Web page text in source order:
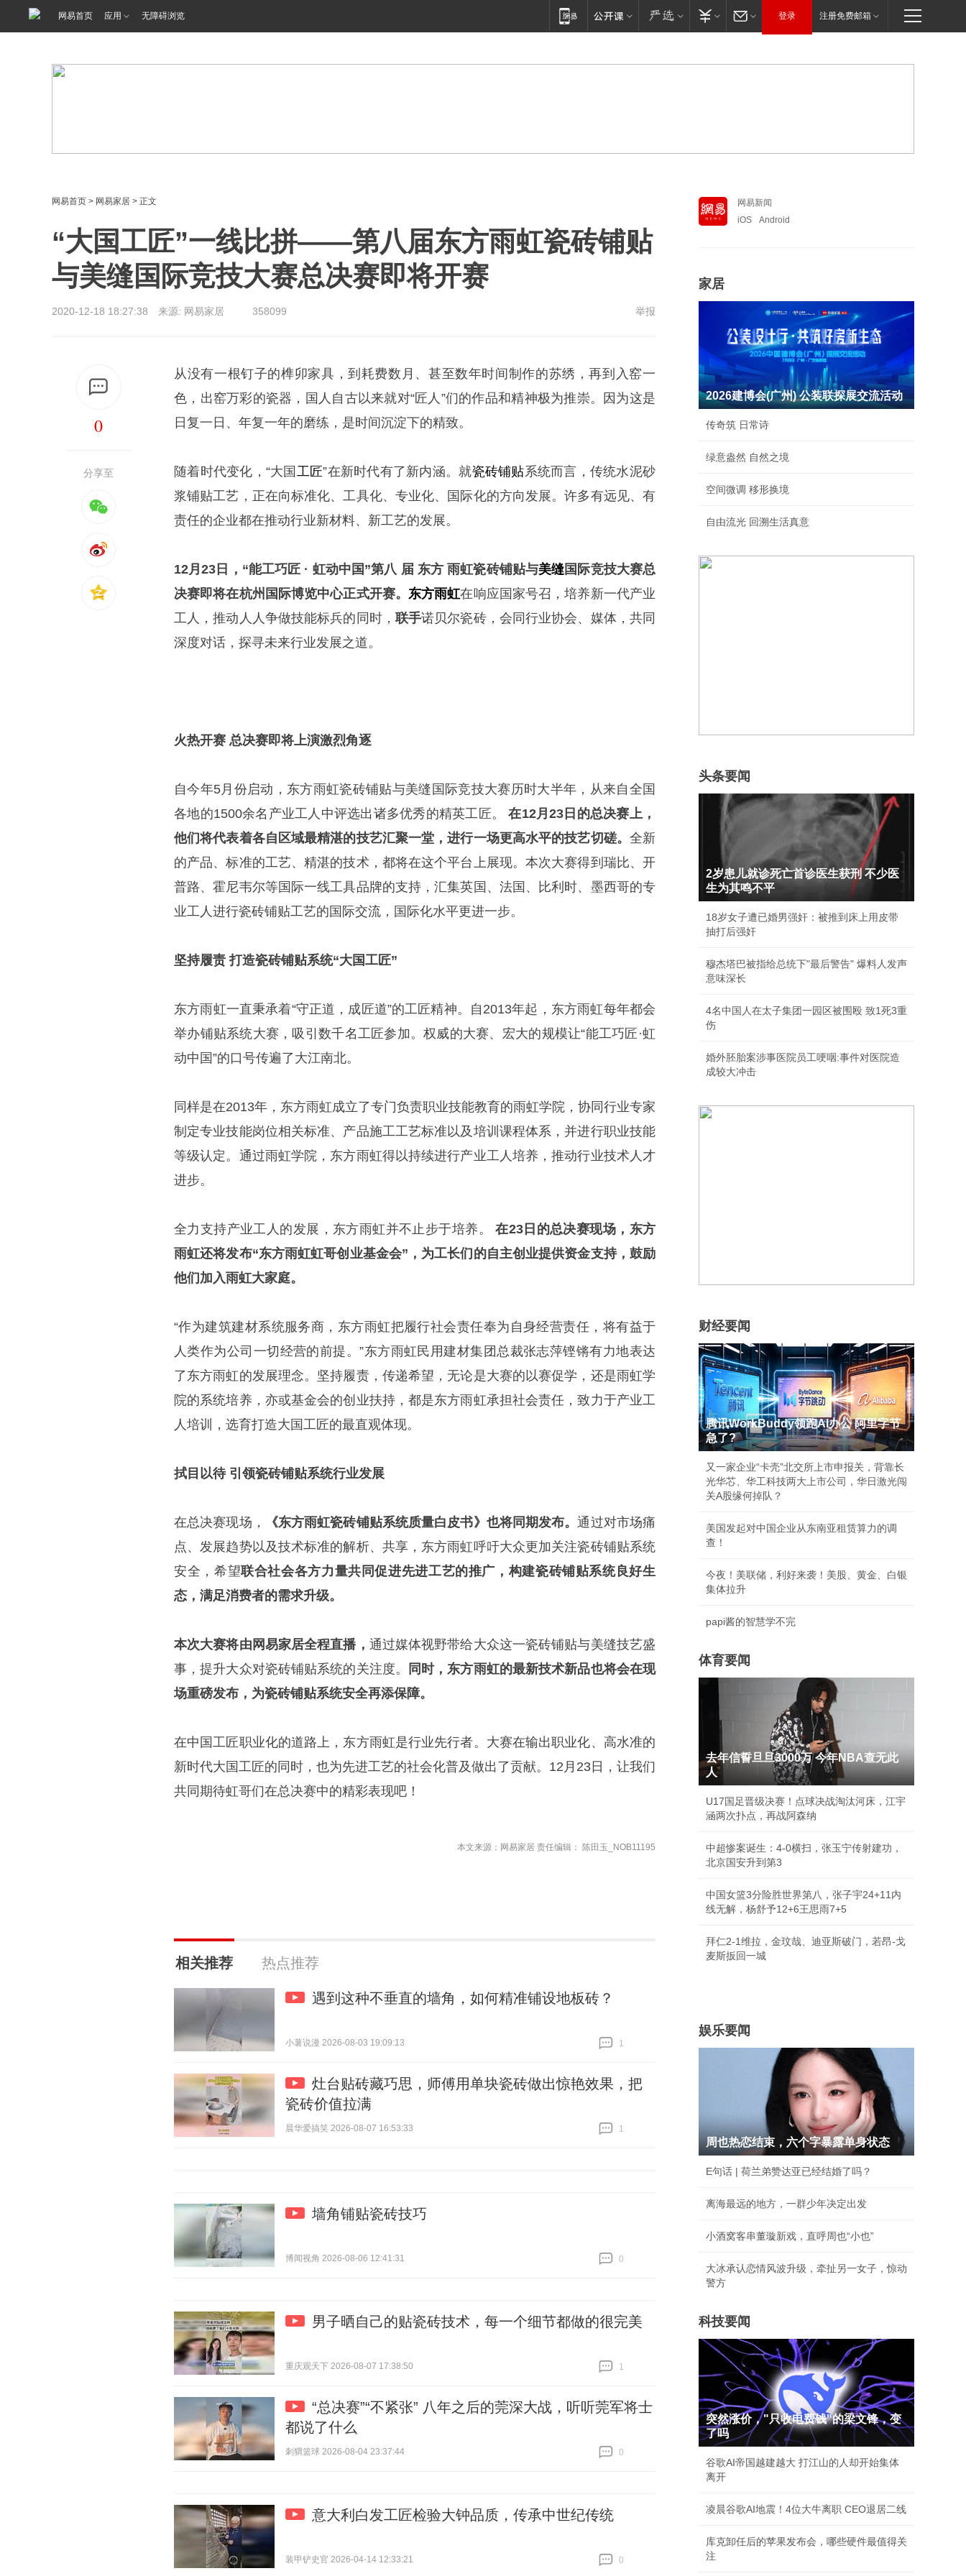
网易首页 应用 无障碍浏览 登录 注册免费邮箱
网易首页 > 网易家居 > 正文
“大国工匠”一线比拼——第八届东方雨虹瓷砖铺贴
与美缝国际竞技大赛总决赛即将开赛
2020-12-18 18:27:38 来源: 网易家居 358099 举报
0
分享至
从没有一根钉子的榫卯家具，到耗费数月、甚至数年时间制作的苏绣，再到入窑一
色，出窑万彩的瓷器，国人自古以来就对“匠人”们的作品和精神极为推崇。因为这是
日复一日、年复一年的磨练，是时间沉淀下的精致。
随着时代变化，“大国 工匠”在新时代有了新内涵。就瓷砖铺贴系统而言，传统水泥砂
浆铺贴工艺，正在向标准化、工具化、专业化、国际化的方向发展。许多有远见、有
责任的企业都在推动行业新材料、新工艺的发展。
12月23日，“能工巧匠 · 虹动中国”第八 届 东方 雨虹瓷砖铺贴与美缝国际竞技大赛总
决赛即将在杭州国际博览中心正式开赛。 东方雨虹在响应国家号召，培养新一代产业
工人，推动人人争做技能标兵的同时， 联手诺贝尔瓷砖，会同行业协会、媒体，共同
深度对话，探寻未来行业发展之道。
火热开赛 总决赛即将上演激烈角逐
自今年5月份启动，东方雨虹瓷砖铺贴与美缝国际竞技大赛历时大半年，从来自全国
各地的1500余名产业工人中评选出诸多优秀的精英工匠。
在12月23日的总决赛上，
他们将代表着各自区域最精湛的技艺汇聚一堂，进行一场更高水平的技艺切磋。 全新
的产品、标准的工艺、精湛的技术，都将在这个平台上展现。本次大赛得到瑞比、开
普路、霍尼韦尔等国际一线工具品牌的支持，汇集英国、法国、比利时、墨西哥的专
业工人进行瓷砖铺贴工艺的国际交流，国际化水平更进一步。
坚持履责 打造瓷砖铺贴系统“大国工匠”
东方雨虹一直秉承着“守正道，成匠道”的工匠精神。自2013年起，东方雨虹每年都会
举办铺贴系统大赛，吸引数千名工匠参加。权威的大赛、宏大的规模让“能工巧匠·虹
动中国”的口号传遍了大江南北。
同样是在2013年，东方雨虹成立了专门负责职业技能教育的雨虹学院，协同行业专家
制定专业技能岗位相关标准、产品施工工艺标准以及培训课程体系，并进行职业技能
等级认定。通过雨虹学院，东方雨虹得以持续进行产业工人培养，推动行业技术人才
进步。
全力支持产业工人的发展，东方雨虹并不止步于培养。
在23日的总决赛现场，东方
雨虹还将发布“东方雨虹虹哥创业基金会”，为工长们的自主创业提供资金支持，鼓励
他们加入雨虹大家庭。
“作为建筑建材系统服务商，东方雨虹把履行社会责任奉为自身经营责任，将有益于
人类作为公司一切经营的前提。”东方雨虹民用建材集团总裁张志萍铿锵有力地表达
了东方雨虹的发展理念。坚持履责，传递希望，无论是大赛的以赛促学，还是雨虹学
院的系统培养，亦或基金会的创业扶持，都是东方雨虹承担社会责任，致力于产业工
人培训，选育打造大国工匠的最直观体现。
拭目以待 引领瓷砖铺贴系统行业发展
在总决赛现场， 《东方雨虹瓷砖铺贴系统质量白皮书》也将同期发布。通过对市场痛
点、发展趋势以及技术标准的解析、共享，东方雨虹呼吁大众更加关注瓷砖铺贴系统
安全，希望联合社会各方力量共同促进先进工艺的推广，构建瓷砖铺贴系统良好生
态，满足消费者的需求升级。
本次大赛将由网易家居全程直播， 通过媒体视野带给大众这一瓷砖铺贴与美缝技艺盛
事，提升大众对瓷砖铺贴系统的关注度。
同时，东方雨虹的最新技术新品也将会在现
场重磅发布，为瓷砖铺贴系统安全再添保障。
在中国工匠职业化的道路上，东方雨虹是行业先行者。大赛在输出职业化、高水准的
新时代大国工匠的同时，也为先进工艺的社会化普及做出了贡献。12月23日，让我们
共同期待虹哥们在总决赛中的精彩表现吧！
本文来源：网易家居 责任编辑： 陈田玉_NOB11195
相关推荐 热点推荐
遇到这种不垂直的墙角，如何精准铺设地板砖？
小薯说漫 2026-08-03 19:09:13
1
灶台贴砖藏巧思，师傅用单块瓷砖做出惊艳效果，把
瓷砖价值拉满
晨华爱搞笑 2026-08-07 16:53:33
1
墙角铺贴瓷砖技巧
博闻视角 2026-08-06 12:41:31
0
男子晒自己的贴瓷砖技术，每一个细节都做的很完美
重庆观天下 2026-08-07 17:38:50
1
“总决赛”“不紧张” 八年之后的莞深大战，听听莞军将士
都说了什么
刺猬篮球 2026-08-04 23:37:44
0
意大利白发工匠检验大钟品质，传承中世纪传统
装甲铲史官 2026-04-14 12:33:21
0
网易新闻
iOS
Android
家居
2026建博会(广州) 公装联探展交流活动
传奇筑 日常诗
绿意盎然 自然之境
空间微调 移形换境
自由流光 回溯生活真意
头条要闻
2岁患儿就诊死亡首诊医生获刑 不少医
生为其鸣不平
18岁女子遭已婚男强奸：被推到床上用皮带
抽打后强奸
穆杰塔巴被指给总统下"最后警告" 爆料人发声
意味深长
4名中国人在太子集团一园区被围殴 致1死3重
伤
婚外胚胎案涉事医院员工哽咽:事件对医院造
成较大冲击
财经要闻
腾讯WorkBuddy领跑AI办公 阿里字节
急了?
又一家企业“卡壳”北交所上市申报关，背靠长
光华芯、华工科技两大上市公司，华日激光闯
关A股缘何掉队？
美国发起对中国企业从东南亚租赁算力的调
查！
今夜！美联储，利好来袭！美股、黄金、白银
集体拉升
papi酱的智慧学不完
体育要闻
去年信誓旦旦3000万 今年NBA查无此
人
U17国足晋级决赛！点球决战淘汰河床，江宇
涵两次扑点，再战阿森纳
中超惨案诞生：4-0横扫，张玉宁传射建功，
北京国安升到第3
中国女篮3分险胜世界第八，张子宇24+11内
线无解，杨舒予12+6王思雨7+5
拜仁2-1维拉，金玟哉、迪亚斯破门，若昂-戈
麦斯扳回一城
娱乐要闻
周也热恋结束，六个字暴露单身状态
E句话 | 荷兰弟赞达亚已经结婚了吗？
离海最远的地方，一群少年决定出发
小酒窝客串董璇新戏，直呼周也“小也”
大冰承认恋情风波升级，牵扯另一女子，惊动
警方
科技要闻
突然涨价，"只收电费钱"的梁文锋，变
了吗
谷歌AI帝国越建越大 打江山的人却开始集体
离开
凌晨谷歌AI地震！4位大牛离职 CEO退居二线
库克卸任后的苹果发布会，哪些硬件最值得关
注